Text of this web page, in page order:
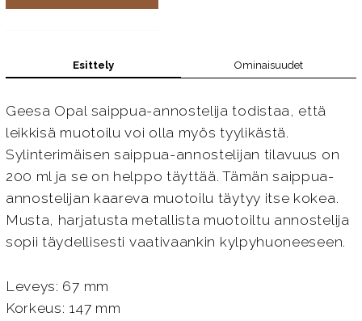
Esittely Ominaisuudet
Geesa Opal saippua-annostelija todistaa, että
leikkisä muotoilu voi olla myös tyylikästä.
Sylinterimäisen saippua-annostelijan tilavuus on
200 ml ja se on helppo täyttää. Tämän saippua-
annostelijan kaareva muotoilu täytyy itse kokea.
Musta, harjatusta metallista muotoiltu annostelija
sopii täydellisesti vaativaankin kylpyhuoneeseen.
Leveys: 67 mm
Korkeus: 147 mm